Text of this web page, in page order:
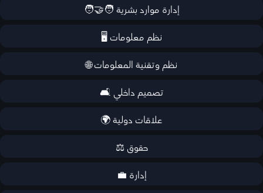
إدارة موارد بشرية 🧑‍🤝‍🧑
نظم معلومات 🖥️
نظم وتقنية المعلومات 🌐
تصميم داخلي 🛋️
علاقات دولية 🌍
حقوق ⚖️
إدارة 💼